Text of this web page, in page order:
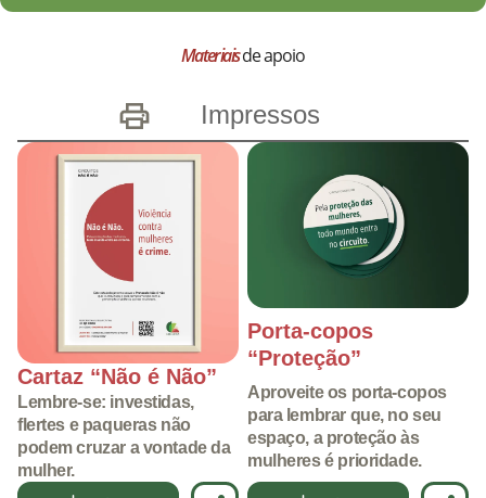
Materiaisde apoio
Impressos
Cartaz “Não é Não”
Lembre-se: investidas,
flertes e paqueras não
podem cruzar a vontade da
mulher.
Porta-copos
“Proteção”
Aproveite os porta-copos
para lembrar que, no seu
espaço, a proteção às
mulheres é prioridade.